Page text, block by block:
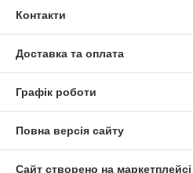
Контакти
Доставка та оплата
Графік роботи
Повна версія сайту
Сайт створено на маркетплейсі